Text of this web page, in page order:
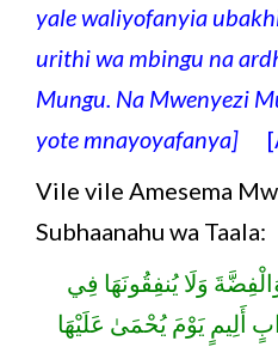
yale waliyofanyia
urithi wa mbingu na
Mungu. Na Mwenyezi
yote mnayoyafanya]
Vile vile Amesema
Subhaanahu wa Taala:
وَلَا يُنفِقُونَهَا فِي
أَلِيمٍ يَوْمَ يُحْمَىٰ عَلَيْهَا